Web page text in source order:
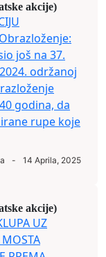
akcije)
još na 37.
održanoj
godina, da
rupe koje
- 14 Aprila, 2025
akcije)
UZ
MOSTA